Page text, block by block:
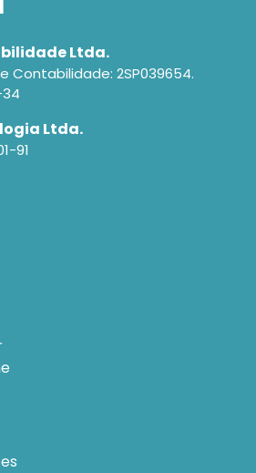
Ltda.
Contabilidade: 2SP039654.
34
Ltda.
91